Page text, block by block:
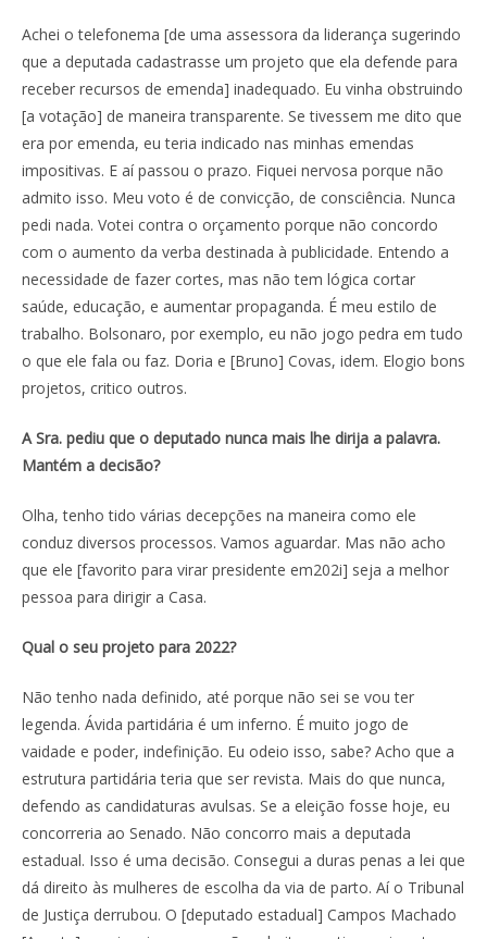
Achei o telefonema [de uma assessora da liderança sugerindo
que a deputada cadastrasse um projeto que ela defende para
receber recursos de emenda] inadequado. Eu vinha obstruindo
[a votação] de maneira transparente. Se tivessem me dito que
era por emenda, eu teria indicado nas minhas emendas
impositivas. E aí passou o prazo. Fiquei nervosa porque não
admito isso. Meu voto é de convicção, de consciência. Nunca
pedi nada. Votei contra o orçamento porque não concordo
com o aumento da verba destinada à publicidade. Entendo a
necessidade de fazer cortes, mas não tem lógica cortar
saúde, educação, e aumentar propaganda. É meu estilo de
trabalho. Bolsonaro, por exemplo, eu não jogo pedra em tudo
o que ele fala ou faz. Doria e [Bruno] Covas, idem. Elogio bons
projetos, critico outros.
A Sra. pediu que o deputado nunca mais lhe dirija a palavra.
Mantém a decisão?
Olha, tenho tido várias decepções na maneira como ele
conduz diversos processos. Vamos aguardar. Mas não acho
que ele [favorito para virar presidente em202i] seja a melhor
pessoa para dirigir a Casa.
Qual o seu projeto para 2022?
Não tenho nada definido, até porque não sei se vou ter
legenda. Ávida partidária é um inferno. É muito jogo de
vaidade e poder, indefinição. Eu odeio isso, sabe? Acho que a
estrutura partidária teria que ser revista. Mais do que nunca,
defendo as candidaturas avulsas. Se a eleição fosse hoje, eu
concorreria ao Senado. Não concorro mais a deputada
estadual. Isso é uma decisão. Consegui a duras penas a lei que
dá direito às mulheres de escolha da via de parto. Aí o Tribunal
de Justiça derrubou. O [deputado estadual] Campos Machado